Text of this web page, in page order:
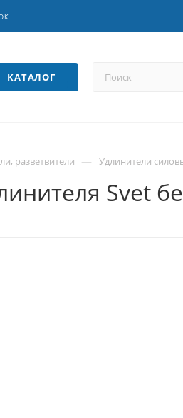
КАТАЛОГ
разветвители — Удлинители
Svet